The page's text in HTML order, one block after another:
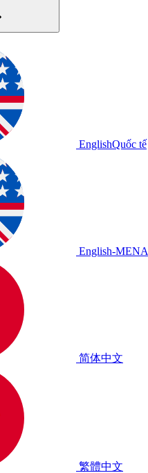
EnglishQuốc tế
English-MENA
简体中文
繁體中文